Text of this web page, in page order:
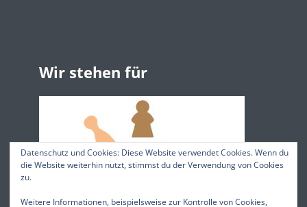
Wir stehen für
Datenschutz und Cookies: Diese Website verwendet Cookies. Wenn du
die Website weiterhin nutzt, stimmst du der Verwendung von Cookies
zu.
Weitere Informationen, beispielsweise zur Kontrolle von Cookies,